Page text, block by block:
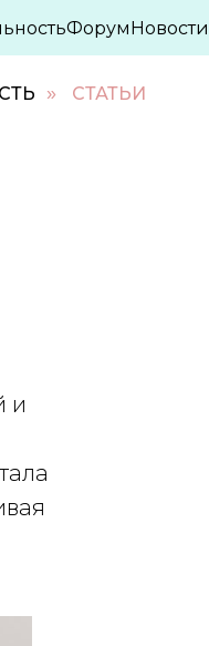
» СТАТЬИ
ФорумНовости
и